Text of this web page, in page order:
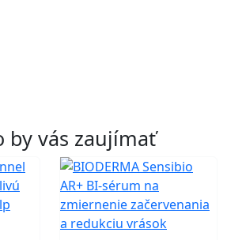
by vás zaujímať